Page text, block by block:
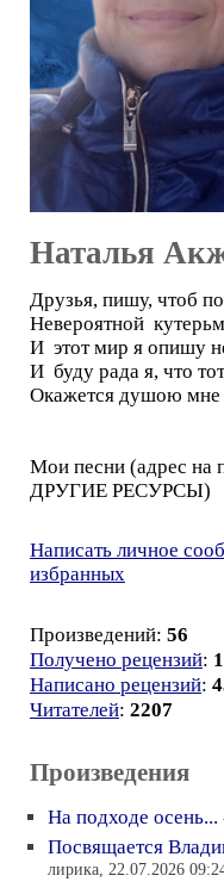
Наталья
Друзья, пишу, чтоб
Невероятной
И этот мир я опишу
И буду рада я, что
Окажется душою
Мои песни (адрес
ДРУГИЕ РЕСУРСЫ)
Написать личное
избранных
Произведений: 56
Получено рецензий:
Написано рецензий:
Читателей: 2207
Произведения
На подходе осень...
Посвящается
лирика, 22.07.2026